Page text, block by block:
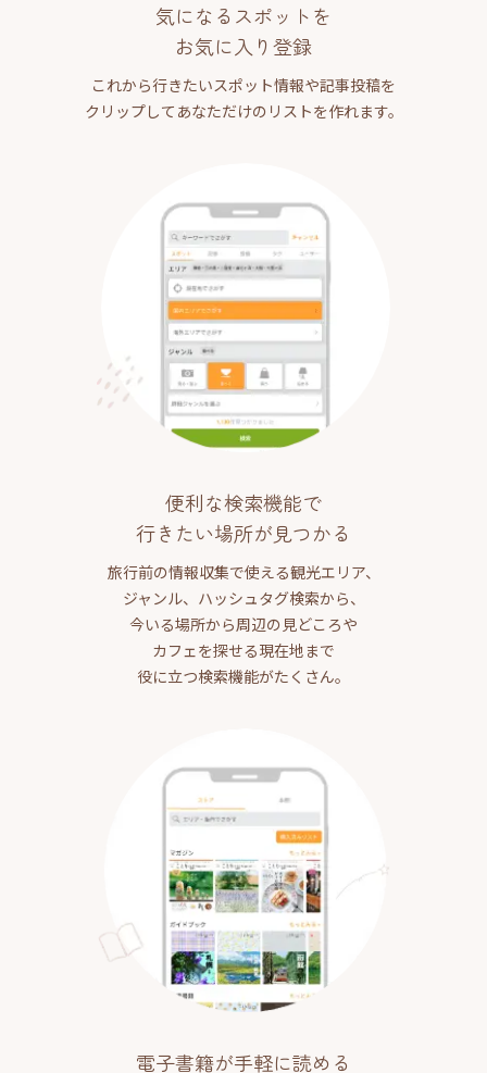
気になるスポットを
お気に入り登録
これから行きたいスポット情報や記事投稿を
クリップしてあなただけのリストを作れます。
便利な検索機能で
行きたい場所が見つかる
旅行前の情報収集で使える観光エリア、
ジャンル、ハッシュタグ検索から、
今いる場所から周辺の見どころや
カフェを探せる現在地まで
役に立つ検索機能がたくさん。
電子書籍が手軽に読める